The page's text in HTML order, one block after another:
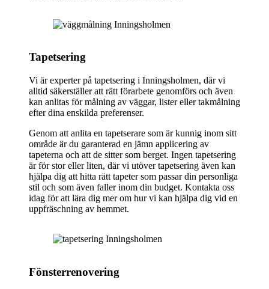
Tapetsering
Vi är experter på tapetsering i Inningsholmen, där vi
alltid säkerställer att rätt förarbete genomförs och även
kan anlitas för målning av väggar, lister eller takmålning
efter dina enskilda preferenser.
Genom att anlita en tapetserare som är kunnig inom sitt
område är du garanterad en jämn applicering av
tapeterna och att de sitter som berget. Ingen tapetsering
är för stor eller liten, där vi utöver tapetsering även kan
hjälpa dig att hitta rätt tapeter som passar din personliga
stil och som även faller inom din budget. Kontakta oss
idag för att lära dig mer om hur vi kan hjälpa dig vid en
uppfräschning av hemmet.
Fönsterrenovering